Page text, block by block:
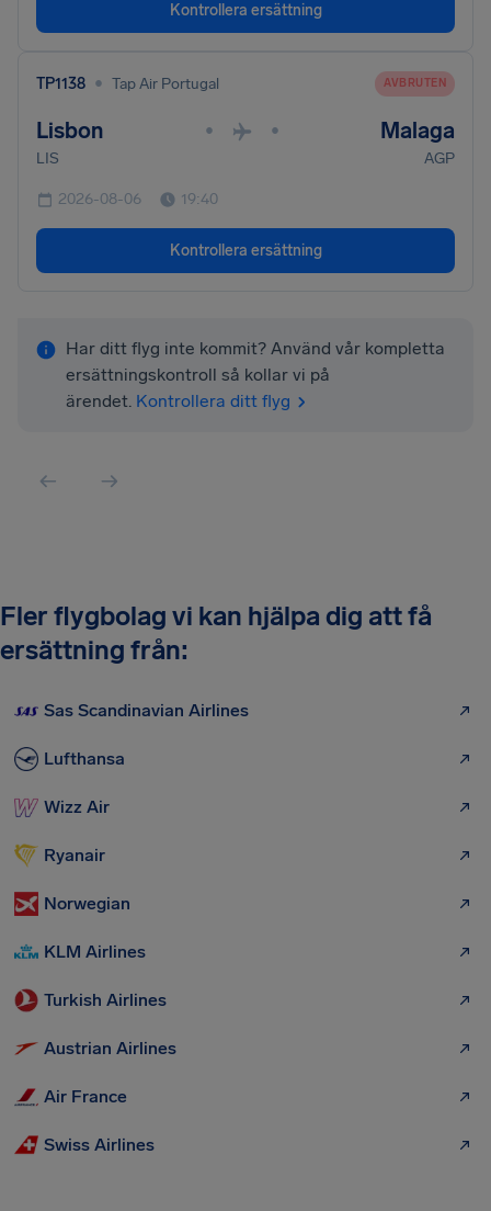
Kontrollera ersättning
TP1138 • Tap Air Portugal AVBRUTEN
Lisbon • • Malaga
LIS AGP
2026-08-06 19:40
Kontrollera ersättning
Har ditt flyg inte kommit? Använd vår kompletta
ersättningskontroll så kollar vi på
ärendet. Kontrollera ditt flyg
Fler flygbolag vi kan hjälpa dig att få
ersättning från:
Sas Scandinavian Airlines
Lufthansa
Wizz Air
Ryanair
Norwegian
KLM Airlines
Turkish Airlines
Austrian Airlines
Air France
Swiss Airlines